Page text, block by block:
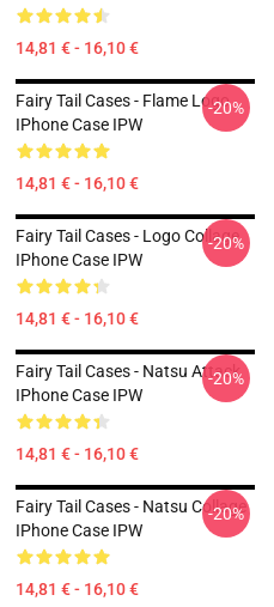
14,81 € - 16,10 €
Fairy Tail Cases - Flame Logo
IPhone Case IPW
14,81 € - 16,10 €
-20%
Fairy Tail Cases - Logo Collage
IPhone Case IPW
14,81 € - 16,10 €
-20%
Fairy Tail Cases - Natsu Attack
IPhone Case IPW
14,81 € - 16,10 €
-20%
Fairy Tail Cases - Natsu Collage
IPhone Case IPW
14,81 € - 16,10 €
-20%